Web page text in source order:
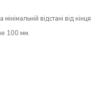
відстані від кінця
100 мм.